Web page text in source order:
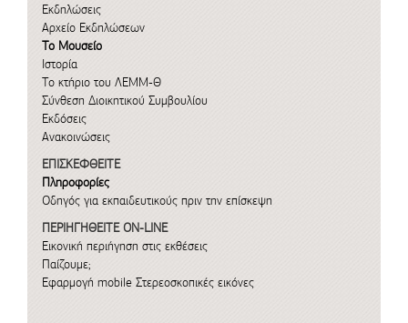
Εκδηλώσεις
Αρχείο Εκδηλώσεων
Το Μουσείο
Ιστορία
Το κτήριο του ΛΕΜΜ-Θ
Σύνθεση Διοικητικού Συμβουλίου
Εκδόσεις
Ανακοινώσεις
ΕΠΙΣΚΕΦΘΕΙΤΕ
Πληροφορίες
Οδηγός για εκπαιδευτικούς πριν την επίσκεψη
ΠΕΡΙΗΓΗΘΕΙΤΕ ON-LINE
Εικονική περιήγηση στις εκθέσεις
Παίζουμε;
Εφαρμογή mobile Στερεοσκοπικές εικόνες